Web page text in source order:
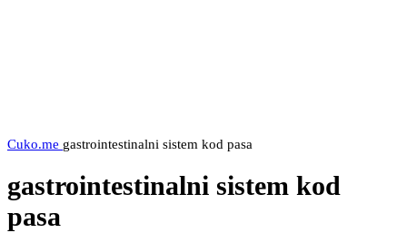
Cuko.me gastrointestinalni sistem kod pasa
gastrointestinalni sistem kod
pasa